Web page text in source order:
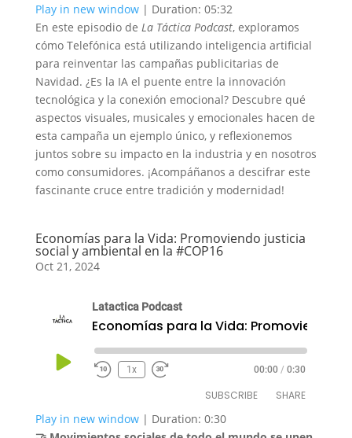
RSS FEED
SHARE
LINK
EMBED
Play in new window| Duration: 05:32
En este episodio de La Táctica Podcast, exploramos
cómo Telefónica está utilizando inteligencia artificial
para reinventar las campañas publicitarias de
Navidad. ¿Es la IA el puente entre la innovación
tecnológica y la conexión emocional? Descubre qué
aspectos visuales, musicales y emocionales hacen de
esta campaña un ejemplo único, y reflexionemos
juntos sobre su impacto en la industria y en nosotros
como consumidores. ¡Acompáñanos a descifrar este
fascinante cruce entre tradición y modernidad!
Economías para la Vida: Promoviendo justicia
social y ambiental en la #COP16
Oct 21, 2024
Latactica Podcast
Play
1x 00:00 / 0:30
SUBSCRIBE SHARE
Play in new window| Duration: 0:30